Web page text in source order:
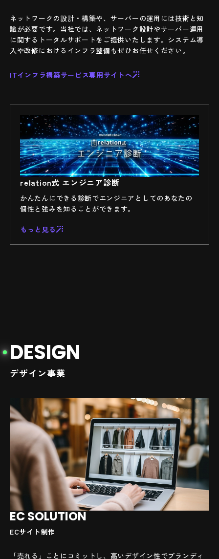
ネットワークの設計・構築や、サーバーの運用には技術と知
識が必要です。当社では、ネットワーク設計やサーバー運用
に関するトータルサポートをご提供いたします。システム導
入や改修におけるインフラ整備もぜひお任せください。
ITインフラ構築サービス専用サイトへ
relation式 エンジニア診断
かんたんにできる診断でエンジニアとしてのあなたの
個性と強みを知ることができます。
もっと見る
デザイン事業
DESIGN
ECサイト制作
EC SOLUTION
「売れる」ことにコミットし、高いデザイン性でブランディ